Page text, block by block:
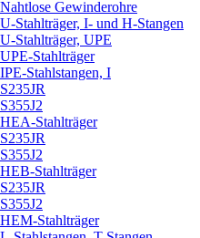
Nahtlose Gewinderohre
U-Stahlträger, I- und H-Stangen
U-Stahlträger, UPE
UPE-Stahlträger
IPE-Stahlstangen, I
S235JR
S355J2
HEA-Stahlträger
S235JR
S355J2
HEB-Stahlträger
S235JR
S355J2
HEM-Stahlträger